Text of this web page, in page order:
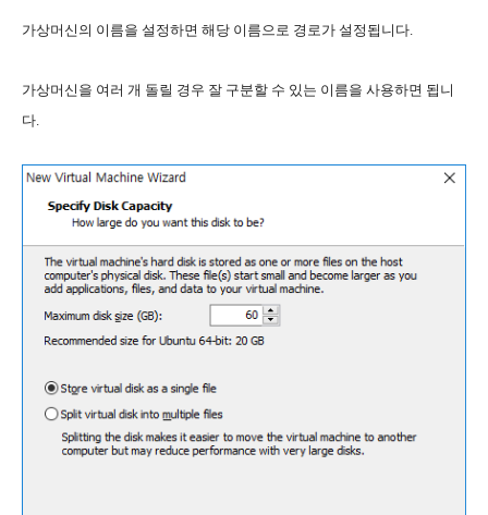
가상머신의 이름을 설정하면 해당 이름으로 경로가 설정됩니다.
가상머신을 여러 개 돌릴 경우 잘 구분할 수 있는 이름을 사용하면 됩니
다.